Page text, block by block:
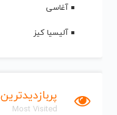
آغاسی
آلیسیا کیز
پربازدیدترین
Most Visited